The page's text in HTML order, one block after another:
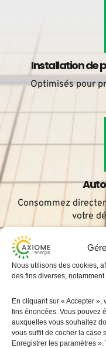
Nous utilisons des cookies,
des fins diverses,
En cliquant sur « Accepter
fins énoncées. Vous pouvez
auxquelles vous souhaitez
vous suffit de cocher la case
Enregistrer les paramètres
Installation de
Optimisés pour
Consommez
votre
Valorisez le